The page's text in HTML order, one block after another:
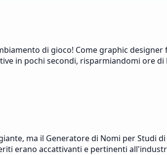
di gioco! Come graphic
in pochi secondi, risparmiandomi ore
ma il Generatore di Nomi per Studi
erano accattivanti e pertinenti